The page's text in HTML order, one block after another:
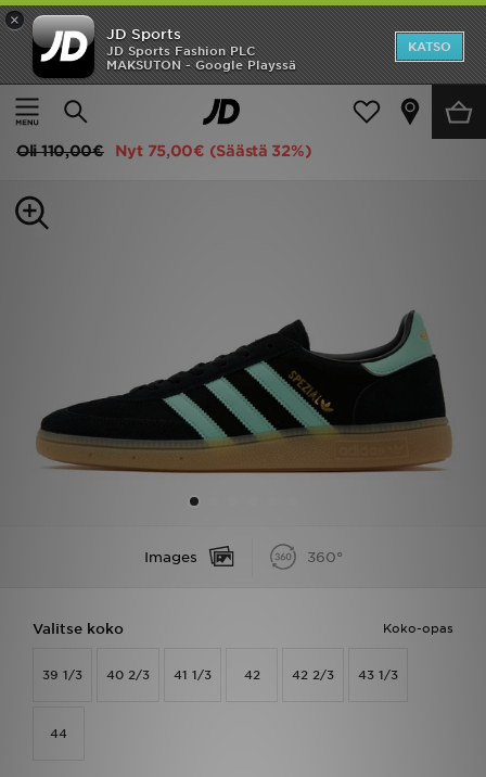
×
JD Sports
JD Sports Fashion PLC
MAKSUTON - Google Playssä
KATSO
Etusivu
Miehet Miesten kengät Tennarit
adidas Originals Handball Spezial Miehet
Oli110,00€ Nyt 75,00€ (Säästä 32%)
Images 360°
Koko-opas
Valitse koko
39 1/3 40 2/3 41 1/3 42 42 2/3 43 1/3
44
Etusivu
Ale
Miehet
Inspiroidu
Minun JD
Minun viestini
Asiakaspalvelu ja tietoa